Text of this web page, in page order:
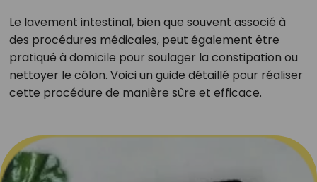
Le lavement intestinal, bien que souvent associé à
des procédures médicales, peut également être
pratiqué à domicile pour soulager la constipation ou
nettoyer le côlon. Voici un guide détaillé pour réaliser
cette procédure de manière sûre et efficace.